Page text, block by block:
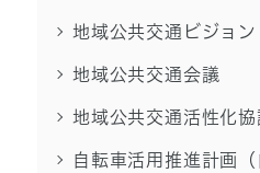
地域公共交通ビジョン
地域公共交通会議
地域公共交通活性化協
自転車活用推進計画